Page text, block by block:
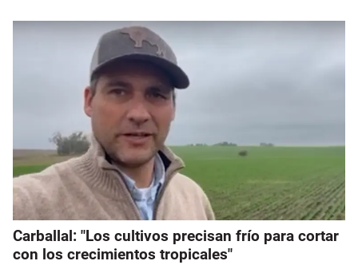
Carballal: "Los cultivos precisan frío para cortar
con los crecimientos tropicales"